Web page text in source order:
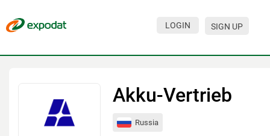
LOGIN SIGN UP
Akku-Vertrieb
Russia
Events
About
For organizations